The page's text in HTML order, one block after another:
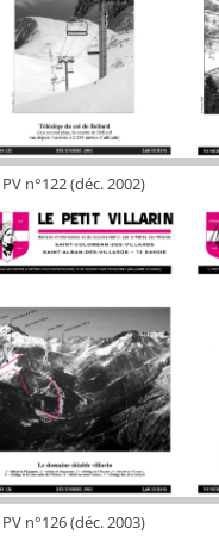
PV n°122 (déc. 2002)
PV n°126 (déc. 2003)